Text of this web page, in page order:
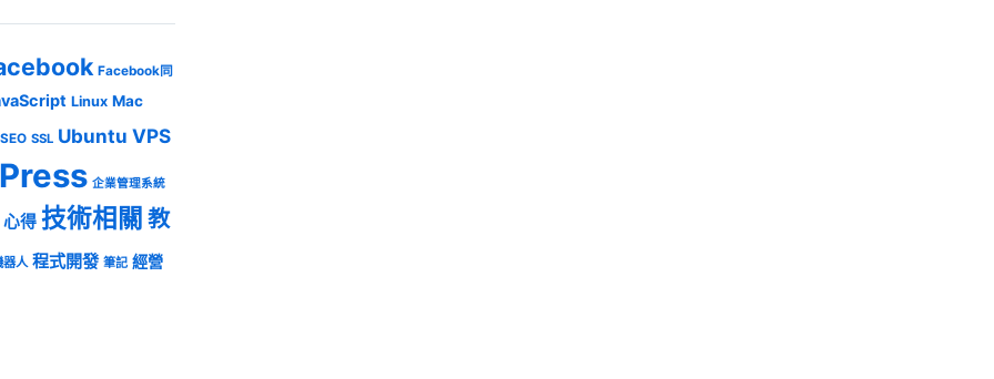
Facebook同
Linux Mac
SEO SSL Ubuntu VPS
企業管理系統
心得 技術相關 教
器人 程式開發 筆記 經營